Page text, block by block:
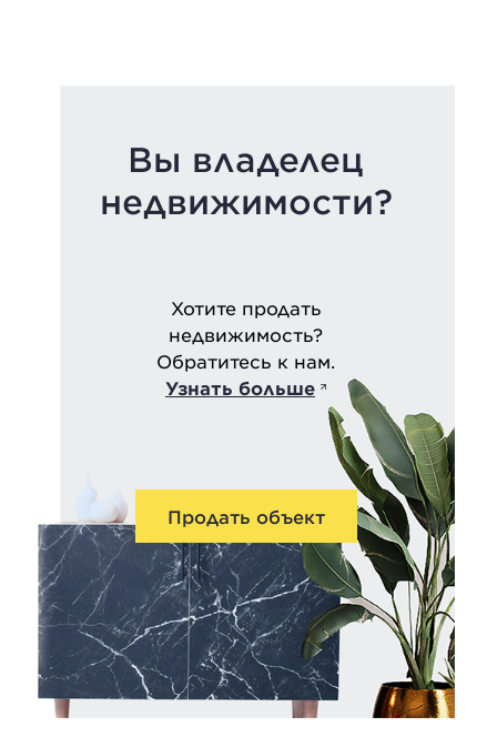
Вы владелец
недвижимости?
Хотите продать
недвижимость?
Обратитесь к нам.
Узнать больше
Продать объект